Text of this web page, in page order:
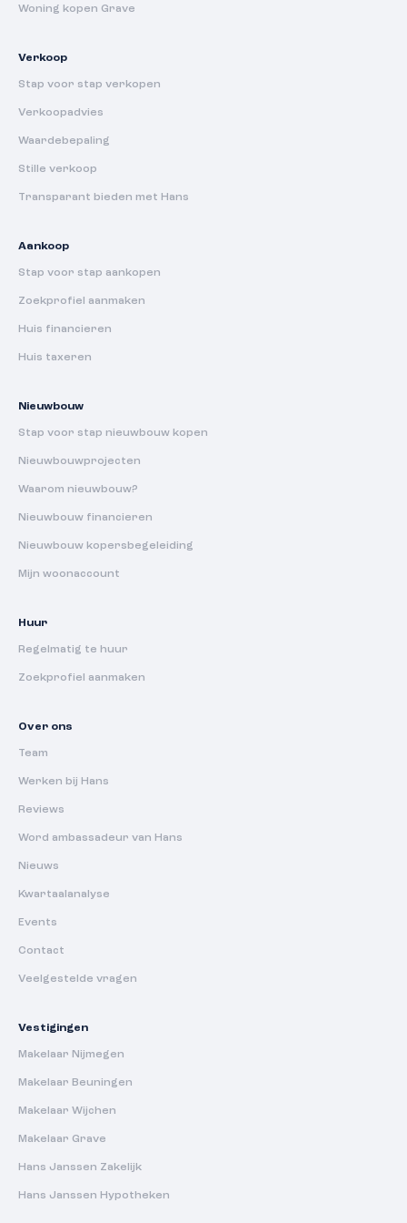
Woning kopen Grave
Verkoop
Stap voor stap verkopen
Verkoopadvies
Waardebepaling
Stille verkoop
Transparant bieden met Hans
Aankoop
Stap voor stap aankopen
Zoekprofiel aanmaken
Huis financieren
Huis taxeren
Nieuwbouw
Stap voor stap nieuwbouw kopen
Nieuwbouwprojecten
Waarom nieuwbouw?
Nieuwbouw financieren
Nieuwbouw kopersbegeleiding
Mijn woonaccount
Huur
Regelmatig te huur
Zoekprofiel aanmaken
Over ons
Team
Werken bij Hans
Reviews
Word ambassadeur van Hans
Nieuws
Kwartaalanalyse
Events
Contact
Veelgestelde vragen
Vestigingen
Makelaar Nijmegen
Makelaar Beuningen
Makelaar Wijchen
Makelaar Grave
Hans Janssen Zakelijk
Hans Janssen Hypotheken